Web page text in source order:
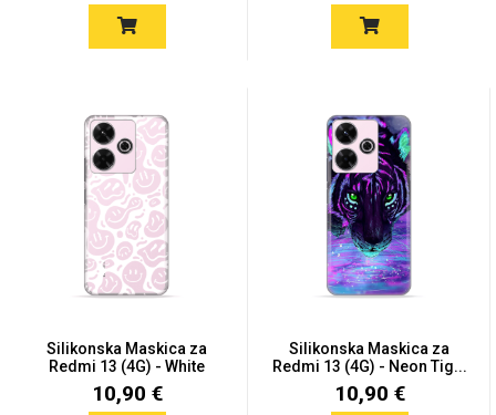
Silikonska Maskica za
Redmi 13 (4G) - White
Sm...
10,90 €
Silikonska Maskica za
Redmi 13 (4G) - Neon Tig...
10,90 €